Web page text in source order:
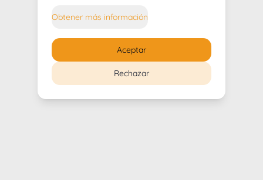
Obtener más información
Rechazar
Aceptar